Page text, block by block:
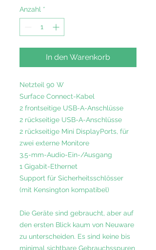
Anzahl *
In den Warenkorb
Netzteil 90 W
Surface Connect-Kabel
2 frontseitige USB-A-Anschlüsse
2 rückseitige USB-A-Anschlüsse
2 rückseitige Mini DisplayPorts, für
zwei externe Monitore
3,5-mm-Audio-Ein-/Ausgang
1 Gigabit-Ethernet
Support für Sicherheitsschlösser
(mit Kensington kompatibel)
Die Geräte sind gebraucht, aber auf
den ersten Blick kaum von Neuware
zu unterscheiden. Es sind keine bis
minimal sichtbare Gebrauchsspuren